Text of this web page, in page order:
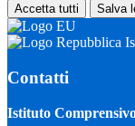
Accetta tutti Salva
Contatti
Istituto